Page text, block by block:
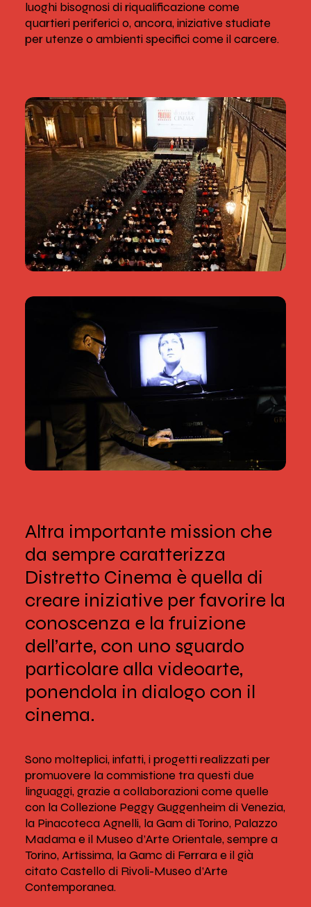
luoghi bisognosi di riqualificazione come
quartieri periferici o, ancora, iniziative studiate
per utenze o ambienti specifici come il carcere.
Altra importante mission che
da sempre caratterizza
Distretto Cinema è quella di
creare iniziative per favorire la
conoscenza e la fruizione
dell’arte, con uno sguardo
particolare alla videoarte,
ponendola in dialogo con il
cinema.
Sono molteplici, infatti, i progetti realizzati per
promuovere la commistione tra questi due
linguaggi, grazie a collaborazioni come quelle
con la Collezione Peggy Guggenheim di Venezia,
la Pinacoteca Agnelli, la Gam di Torino, Palazzo
Madama e il Museo d’Arte Orientale, sempre a
Torino, Artissima, la Gamc di Ferrara e il già
citato Castello di Rivoli-Museo d’Arte
Contemporanea.